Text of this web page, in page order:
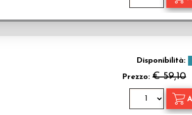
Disponibilità:
Prezzo: € 59,10